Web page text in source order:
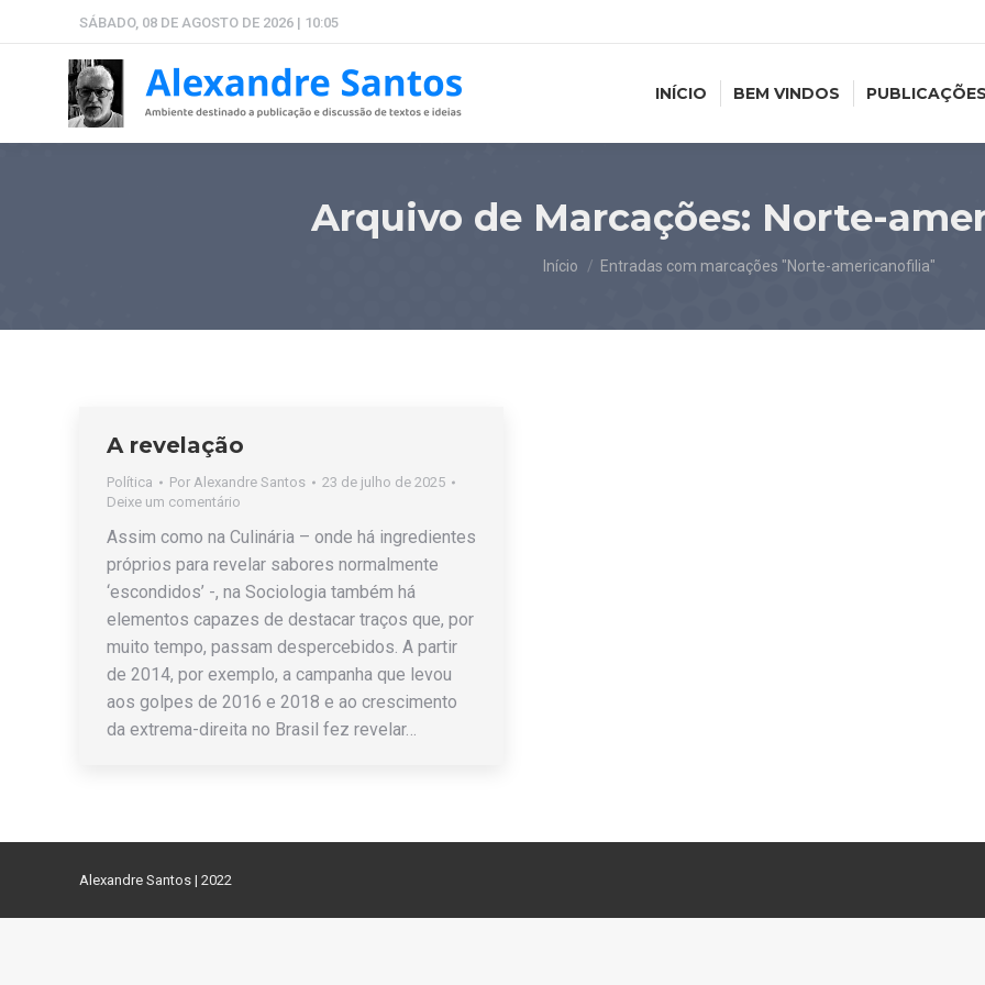
SÁBADO, 08 DE AGOSTO DE 2026 | 10:05
INÍCIO BEM VINDOS PUBLICAÇÕES
Arquivo de Marcações: Norte-
Você está aqui:
Início Entradas com marcações "Norte-americanofilia"
A revelação
Política Por Alexandre Santos
23 de julho de 2025
Deixe um comentário
Assim como na Culinária – onde há ingredientes
próprios para revelar sabores normalmente
‘escondidos’ -, na Sociologia também há
elementos capazes de destacar traços que, por
muito tempo, passam despercebidos. A partir
de 2014, por exemplo, a campanha que levou
aos golpes de 2016 e 2018 e ao crescimento
da extrema-direita no Brasil fez revelar…
Alexandre Santos | 2022